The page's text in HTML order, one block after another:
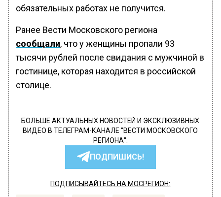
обязательных работах не получится.
Ранее Вести Московского региона
сообщали, что у женщины пропали 93
тысячи рублей после свидания с мужчиной в
гостинице, которая находится в российской
столице.
БОЛЬШЕ АКТУАЛЬНЫХ НОВОСТЕЙ И ЭКСКЛЮЗИВНЫХ
ВИДЕО В ТЕЛЕГРАМ-КАНАЛЕ "ВЕСТИ МОСКОВСКОГО
РЕГИОНА".
ПОДПИШИСЬ!
ПОДПИСЫВАЙТЕСЬ НА МОСРЕГИОН: